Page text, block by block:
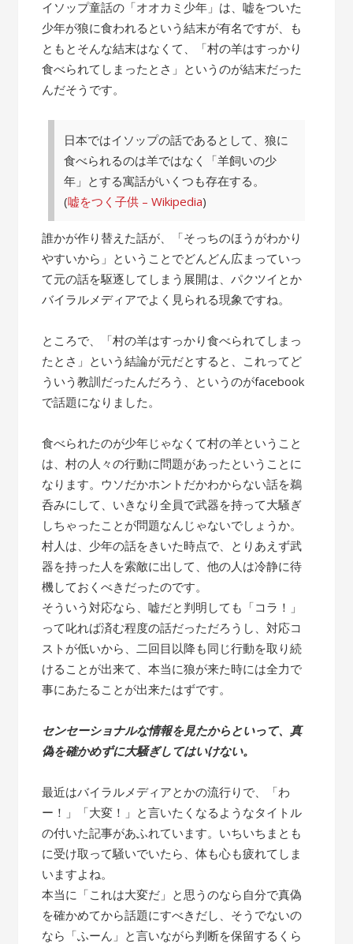
話”
イソップ童話の「オオカミ少年」は、嘘をついた
少年が狼に食われるという結末が有名ですが、も
ともとそんな結末はなくて、「村の羊はすっかり
食べられてしまったとさ」というのが結末だった
んだそうです。
日本ではイソップの話であるとして、狼に
食べられるのは羊ではなく「羊飼いの少
年」とする寓話がいくつも存在する。
(嘘をつく子供 – Wikipedia)
誰かが作り替えた話が、「そっちのほうがわかり
やすいから」ということでどんどん広まっていっ
て元の話を駆逐してしまう展開は、パクツイとか
バイラルメディアでよく見られる現象ですね。
ところで、「村の羊はすっかり食べられてしまっ
たとさ」という結論が元だとすると、これってど
ういう教訓だったんだろう、というのがfacebook
で話題になりました。
食べられたのが少年じゃなくて村の羊ということ
は、村の人々の行動に問題があったということに
なります。ウソだかホントだかわからない話を鵜
呑みにして、いきなり全員で武器を持って大騒ぎ
しちゃったことが問題なんじゃないでしょうか。
村人は、少年の話をきいた時点で、とりあえず武
器を持った人を索敵に出して、他の人は冷静に待
機しておくべきだったのです。
そういう対応なら、嘘だと判明しても「コラ！」
って叱れば済む程度の話だっただろうし、対応コ
ストが低いから、二回目以降も同じ行動を取り続
けることが出来て、本当に狼が来た時には全力で
事にあたることが出来たはずです。
センセーショナルな情報を見たからといって、真
偽を確かめずに大騒ぎしてはいけない。
最近はバイラルメディアとかの流行りで、「わ
ー！」「大変！」と言いたくなるようなタイトル
の付いた記事があふれています。いちいちまとも
に受け取って騒いでいたら、体も心も疲れてしま
いますよね。
本当に「これは大変だ」と思うのなら自分で真偽
を確かめてから話題にすべきだし、そうでないの
なら「ふーん」と言いながら判断を保留するくら